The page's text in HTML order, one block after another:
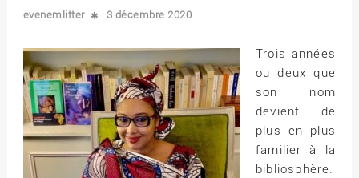
evenemlitter 3 décembre 2020
Trois années
ou deux que
son nom
devient de
plus en plus
familier à la
bibliosphère.